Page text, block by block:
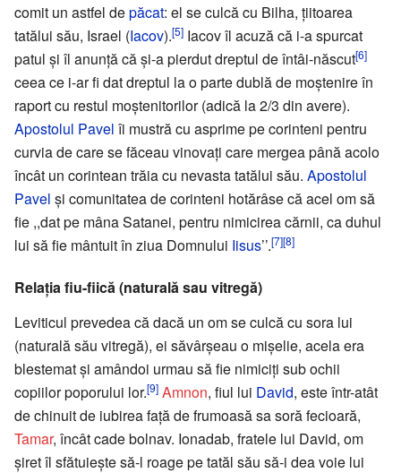
comit un astfel depăcat: el se culcă cu Bilha, țiitoarea
tatălui său, Israel (Iacov).[5] Iacov îl acuză că i-a spurcat
patul și îl anunță că și-a pierdut dreptul de întâi-născut[6]
ceea ce i-ar fi dat dreptul la o parte dublă de moștenire în
raport cu restul moștenitorilor (adică la 2/3 din avere).
Apostolul Pavel îi mustră cu asprime pe corinteni pentru
curvia de care se făceau vinovați care mergea până acolo
încât un corintean trăia cu nevasta tatălui său. Apostolul
Pavel și comunitatea de corinteni hotărâse că acel om să
fie ,,dat pe mâna Satanei, pentru nimicirea cărnii, ca duhul
lui să fie mântuit în ziua Domnului Iisus’’.[7][8]
Relația fiu-fiică (naturală sau vitregă)
Leviticul prevedea că dacă un om se culcă cu sora lui
(naturală său vitregă), ei săvârșeau o mișelie, acela era
blestemat și amândoi urmau să fie nimiciți sub ochii
copiilor poporului lor.[9] Amnon, fiul lui David, este într-atât
de chinuit de iubirea față de frumoasă sa soră fecioară,
Tamar, încât cade bolnav. Ionadab, fratele lui David, om
șiret îl sfătuiește să-l roage pe tatăl său să-i dea voie lui